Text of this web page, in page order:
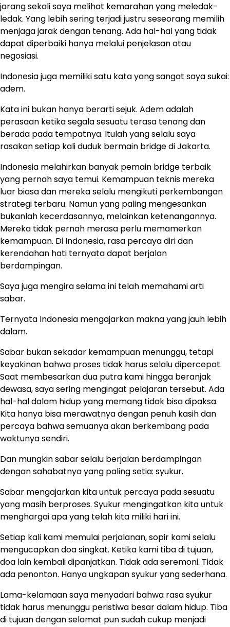
jarang sekali saya melihat kemarahan yang meledak-
ledak. Yang lebih sering terjadi justru seseorang memilih
menjaga jarak dengan tenang. Ada hal-hal yang tidak
dapat diperbaiki hanya melalui penjelasan atau
negosiasi.
Indonesia juga memiliki satu kata yang sangat saya sukai:
adem.
Kata ini bukan hanya berarti sejuk. Adem adalah
perasaan ketika segala sesuatu terasa tenang dan
berada pada tempatnya. Itulah yang selalu saya
rasakan setiap kali duduk bermain bridge di Jakarta.
Indonesia melahirkan banyak pemain bridge terbaik
yang pernah saya temui. Kemampuan teknis mereka
luar biasa dan mereka selalu mengikuti perkembangan
strategi terbaru. Namun yang paling mengesankan
bukanlah kecerdasannya, melainkan ketenangannya.
Mereka tidak pernah merasa perlu memamerkan
kemampuan. Di Indonesia, rasa percaya diri dan
kerendahan hati ternyata dapat berjalan
berdampingan.
Saya juga mengira selama ini telah memahami arti
sabar.
Ternyata Indonesia mengajarkan makna yang jauh lebih
dalam.
Sabar bukan sekadar kemampuan menunggu, tetapi
keyakinan bahwa proses tidak harus selalu dipercepat.
Saat membesarkan dua putra kami hingga beranjak
dewasa, saya sering mengingat pelajaran tersebut. Ada
hal-hal dalam hidup yang memang tidak bisa dipaksa.
Kita hanya bisa merawatnya dengan penuh kasih dan
percaya bahwa semuanya akan berkembang pada
waktunya sendiri.
Dan mungkin sabar selalu berjalan berdampingan
dengan sahabatnya yang paling setia: syukur.
Sabar mengajarkan kita untuk percaya pada sesuatu
yang masih berproses. Syukur mengingatkan kita untuk
menghargai apa yang telah kita miliki hari ini.
Setiap kali kami memulai perjalanan, sopir kami selalu
mengucapkan doa singkat. Ketika kami tiba di tujuan,
doa lain kembali dipanjatkan. Tidak ada seremoni. Tidak
ada penonton. Hanya ungkapan syukur yang sederhana.
Lama-kelamaan saya menyadari bahwa rasa syukur
tidak harus menunggu peristiwa besar dalam hidup. Tiba
di tujuan dengan selamat pun sudah cukup menjadi